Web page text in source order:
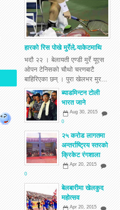
हारको रिस पोखे मुर्रेले र्‍याकेटमाथि
भदौ २२ । बेलायती एण्डी मुर्रे यूएस
ओपन टेनिसको चौथो चरणबाटै
बाहिरिएका छन् । पुरा खेलभर मुर...
ब्याडमिन्टन टोली
भारत जाने
Aug 30, 2015
0
२५ करोड लागतमा
अन्तर्राष्ट्रिय स्तरको
क्रिकेट रंगशाला
Apr 20, 2015
0
बेलबारीमा खेलकुद
महोत्सव
Apr 20, 2015